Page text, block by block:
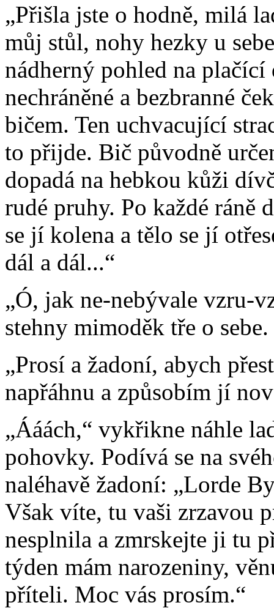
„Přišla jste o hodně, milá
můj stůl, nohy hezky u
nádherný pohled na plačící
nechráněné a bezbranné
bičem. Ten uchvacující
to přijde. Bič původně
dopadá na hebkou kůži
rudé pruhy. Po každé
se jí kolena a tělo se jí
dál a dál...“
„Ó, jak ne-nebývale vzru-
stehny mimoděk tře o sebe.
„Prosí a žadoní, abych
napřáhnu a způsobím jí
„Ááách,“ vykřikne náhle
pohovky. Podívá se na
naléhavě žadoní: „Lorde
Však víte, tu vaši zrzavou
nesplnila a zmrskejte ji tu
týden mám narozeniny,
příteli. Moc vás prosím.“